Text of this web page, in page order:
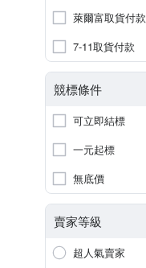
萊爾富取貨付款
7-11取貨付款
競標條件
可立即結標
一元起標
無底價
賣家等級
超人氣賣家